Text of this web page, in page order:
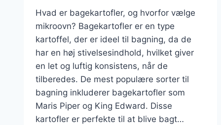
Hvad er bagekartofler, og hvorfor vælge
mikroovn? Bagekartofler er en type
kartoffel, der er ideel til bagning, da de
har en høj stivelsesindhold, hvilket giver
en let og luftig konsistens, når de
tilberedes. De mest populære sorter til
bagning inkluderer bagekartofler som
Maris Piper og King Edward. Disse
kartofler er perfekte til at blive bagt…